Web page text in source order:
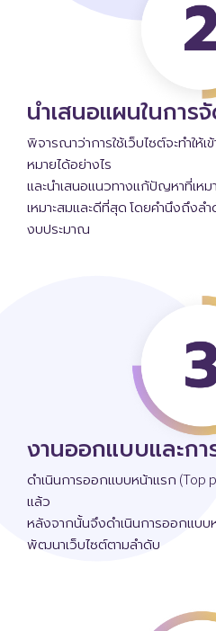
นำเสนอแผนในการ
พิจารณาว่าการใช้เว็บไซต์จะทำให้เ
หมายได้อย่างไร
และนำเสนอแนวทางแก้ปัญหาที่เห
เหมาะสมและดีที่สุด โดยคำนึงถึง
งบประมาณ
งานออกแบบและก
ดำเนินการออกแบบหน้าแรก (Top
แล้ว
หลังจากนั้นจึงดำเนินการออกแบบ
พัฒนาเว็บไซต์ตามลำดับ